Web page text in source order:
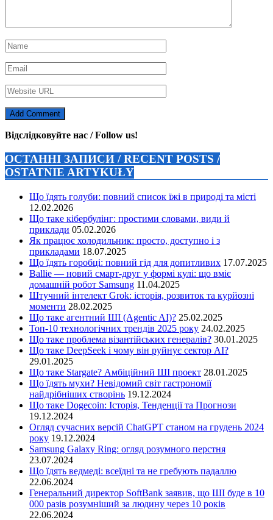
Відслідковуйте нас / Follow us!
ОСТАННІ ЗАПИСИ / RECENT POSTS /
OSTATNIE ARTYKUŁY
Що їдять голуби: повний список їжі в природі та місті
12.02.2026
Що таке кібербулінг: простими словами, види й
приклади 05.02.2026
Як працює холодильник: просто, доступно і з
прикладами 18.07.2025
Що їдять горобці: повний гід для допитливих 17.07.2025
Ballie — новий смарт-друг у формі кулі: що вміє
домашній робот Samsung 11.04.2025
Штучний інтелект Grok: історія, розвиток та курйозні
моменти 28.02.2025
Що таке агентний ШІ (Agentic AI)? 25.02.2025
Топ-10 технологічних трендів 2025 року 24.02.2025
Що таке проблема візантійських генералів? 30.01.2025
Що таке DeepSeek і чому він руйнує сектор АІ?
29.01.2025
Що таке Stargate? Амбіційний ШІ проект 28.01.2025
Що їдять мухи? Невідомий світ гастрономії
найдрібніших створінь 19.12.2024
Що таке Dogecoin: Історія, Тенденції та Прогнози
19.12.2024
Огляд сучасних версій ChatGPT станом на грудень 2024
року 19.12.2024
Samsung Galaxy Ring: огляд розумного перстня
23.07.2024
Що їдять ведмеді: всеїдні та не гребують падаллю
22.06.2024
Генеральний директор SoftBank заявив, що ШІ буде в 10
000 разів розумніший за людину через 10 років
22.06.2024